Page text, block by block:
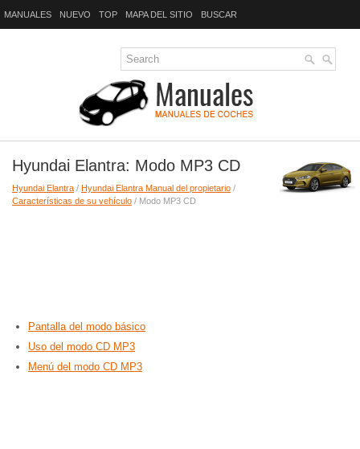
MANUALES NUEVO TOP MAPA DEL SITIO BUSCAR
Hyundai Elantra: Modo MP3 CD
Hyundai Elantra / Hyundai Elantra Manual del propietario /
Características de su vehículo / Modo MP3 CD
Pantalla del modo básico
Uso del modo CD MP3
Menú del modo CD MP3